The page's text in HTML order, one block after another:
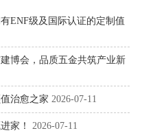
ENF级及国际认证的定制值
博会，品质五金共筑产业新
治愈之家 2026-07-11
家！ 2026-07-11